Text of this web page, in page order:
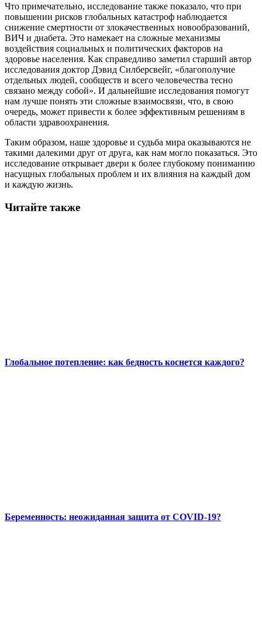
Что примечательно, исследование также показало, что при
повышении рисков глобальных катастроф наблюдается
снижение смертности от злокачественных новообразований,
ВИЧ и диабета. Это намекает на сложные механизмы
воздействия социальных и политических факторов на
здоровье населения. Как справедливо заметил старший автор
исследования доктор Дэвид Силберсвейг, «благополучие
отдельных людей, сообществ и всего человечества тесно
связано между собой». И дальнейшие исследования помогут
нам лучше понять эти сложные взаимосвязи, что, в свою
очередь, может привести к более эффективным решениям в
области здравоохранения.
Таким образом, наше здоровье и судьба мира оказываются не
такими далекими друг от друга, как нам могло показаться. Это
исследование открывает двери к более глубокому пониманию
насущных глобальных проблем и их влияния на каждый дом
и каждую жизнь.
Читайте также
Глобальное потепление: как бедность коснется каждого?
Беременность: неожиданная защита от COVID-19?